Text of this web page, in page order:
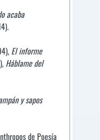
acaba
El informe
Háblame del
y sapos
de Poesía